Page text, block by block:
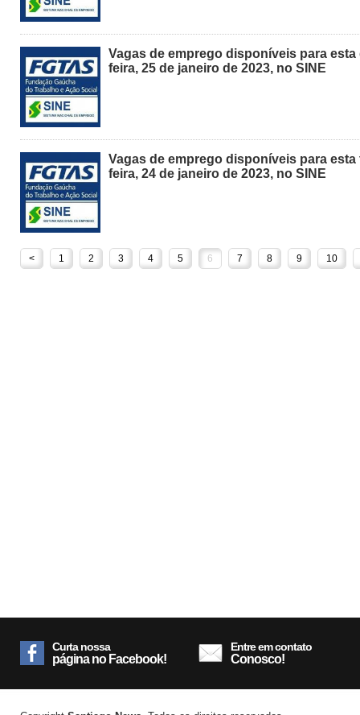
Vagas de emprego disponíveis para esta
feira, 25 de janeiro de 2023, no SINE
Vagas de emprego disponíveis para esta
feira, 24 de janeiro de 2023, no SINE
< 1 2 3 4 5 6 7 8 9 10
Curta nossa
página no Facebook!
Entre em contato
Conosco!